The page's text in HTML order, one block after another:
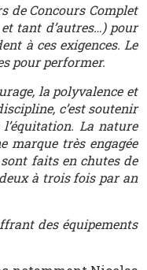
de Concours Complet
tant d’autres…) pour
à ces exigences. Le
pour performer.
la polyvalence et
c’est soutenir
La nature
marque très engagée
faits en chutes de
à trois fois par an
des équipements